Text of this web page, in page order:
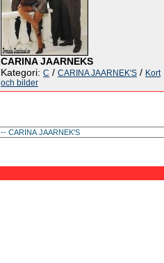
CARINA JAARNEKS
Kategori: C / CARINA JAARNEK'S / Kort
och bilder